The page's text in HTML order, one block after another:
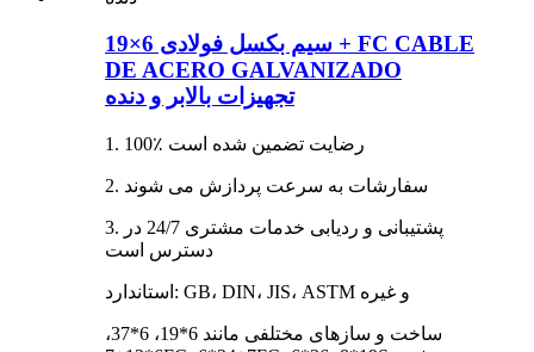
سیم بکسل فولادی 6×19 + FC CABLE
DE ACERO GALVANIZADO
تجهیزات بالابر و دنده
1. 100٪ رضایت تضمین شده است
2. سفارشات به سرعت پردازش می شوند
3. پشتیبانی و ردیابی خدمات مشتری 24/7 در
دسترس است
استاندارد: GB، DIN، JIS، ASTM و غیره
ساخت و سازهای مختلفی مانند 6*19، 6*37،